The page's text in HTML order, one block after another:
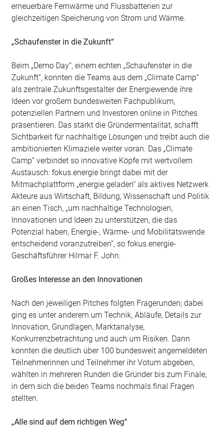
erneuerbare Fernwärme und Flussbatterien zur
gleichzeitigen Speicherung von Strom und Wärme.
„Schaufenster in die Zukunft“
Beim „Demo Day“, einem echten „Schaufenster in die
Zukunft“, konnten die Teams aus dem „Climate Camp“
als zentrale Zukunftsgestalter der Energiewende ihre
Ideen vor großem bundesweiten Fachpublikum,
potenziellen Partnern und Investoren online in Pitches
präsentieren. Das stärkt die Gründermentalität, schafft
Sichtbarkeit für nachhaltige Lösungen und treibt auch die
ambitionierten Klimaziele weiter voran. Das „Climate
Camp“ verbindet so innovative Köpfe mit wertvollem
Austausch: fokus.energie bringt dabei mit der
Mitmachplattform „energie.geladen“ als aktives Netzwerk
Akteure aus Wirtschaft, Bildung, Wissenschaft und Politik
an einen Tisch, „um nachhaltige Technologien,
Innovationen und Ideen zu unterstützen, die das
Potenzial haben, Energie-, Wärme- und Mobilitätswende
entscheidend voranzutreiben“, so fokus.energie-
Geschäftsführer Hilmar F. John.
Großes Interesse an den Innovationen
Nach den jeweiligen Pitches folgten Fragerunden; dabei
ging es unter anderem um Technik, Abläufe, Details zur
Innovation, Grundlagen, Marktanalyse,
Konkurrenzbetrachtung und auch um Risiken. Dann
konnten die deutlich über 100 bundesweit angemeldeten
Teilnehmerinnen und Teilnehmer ihr Votum abgeben,
wählten in mehreren Runden die Gründer bis zum Finale,
in dem sich die beiden Teams nochmals final Fragen
stellten.
„Alle sind auf dem richtigen Weg“